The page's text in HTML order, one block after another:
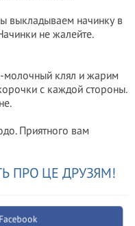
выкладываем начинку в
не жалейте.
молочный клял и жарим
с каждой стороны.
Приятного вам
ПРО ЦЕ ДРУЗЯМ!